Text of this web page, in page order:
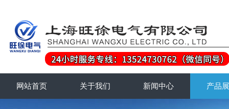
网站首页 关于我们 新闻中心 产品